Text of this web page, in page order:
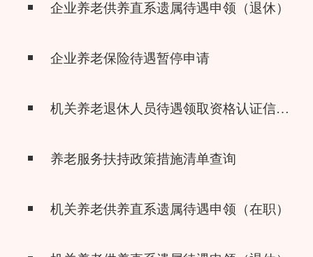
企业养老供养直系遗属待遇申领（退休）
企业养老保险待遇暂停申请
机关养老退休人员待遇领取资格认证信息查询
养老服务扶持政策措施清单查询
机关养老供养直系遗属待遇申领（在职）